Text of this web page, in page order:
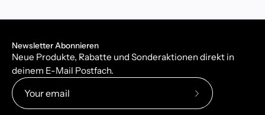
Newsletter Abonnieren
Neue Produkte, Rabatte und Sonderaktionen direkt in
deinem E-Mail Postfach.
Subscribe